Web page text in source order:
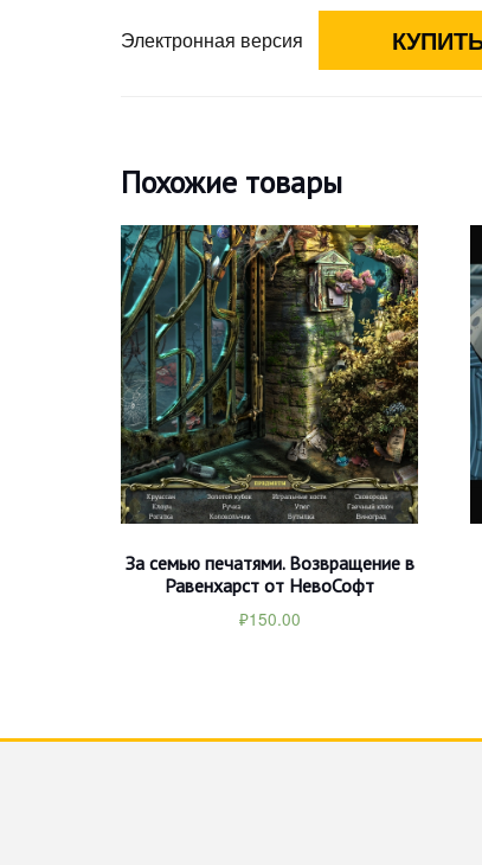
Электронная версия
Похожие товары
За семью печатями. Возвращение в
Равенхарст от НевоСофт
₽150.00